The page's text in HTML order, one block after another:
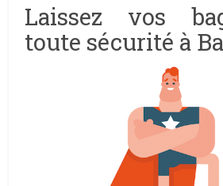
Laissez vos
toute sécurité à